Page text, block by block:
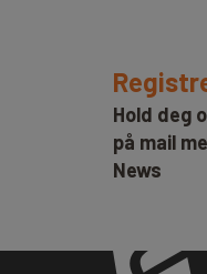
Hold deg
på mail
News